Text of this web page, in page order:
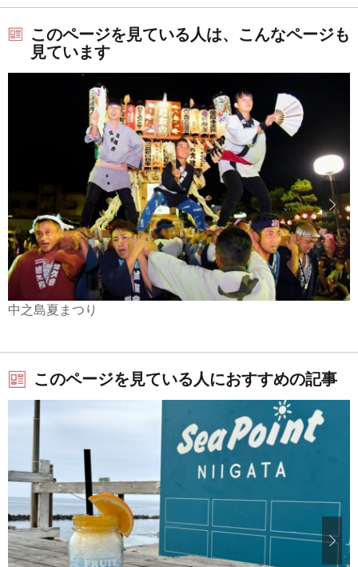
このページを見ている人は、こんなページも
見ています
中之島夏まつり
このページを見ている人におすすめの記事